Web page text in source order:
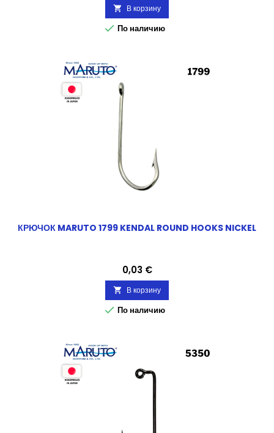
 В корзину
 По наличию
КРЮЧОК MARUTO 1799 KENDAL ROUND HOOKS NICKEL
Цена
0,03 €
 В корзину
 По наличию